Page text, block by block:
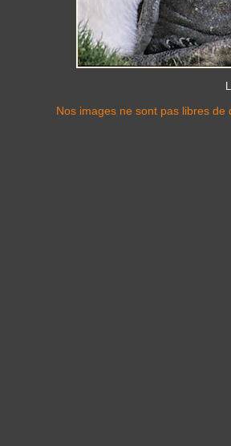
Nos images ne sont pas libres